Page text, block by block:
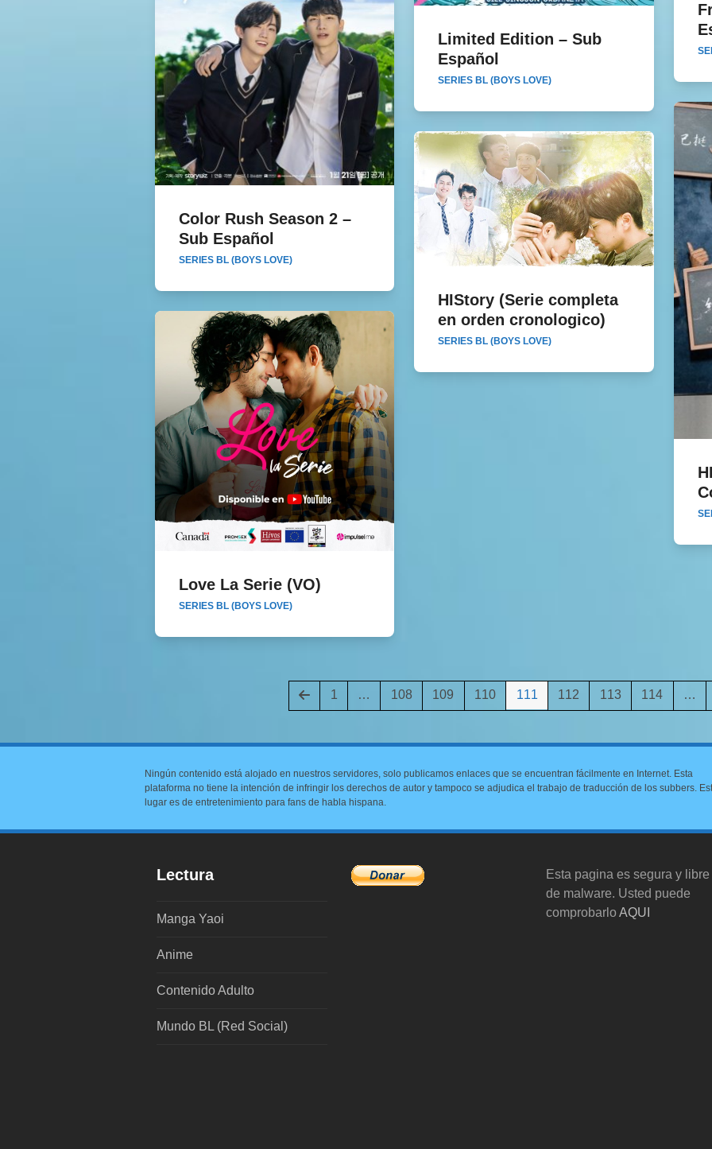
Color Rush Season 2 – Sub
Español
Color Rush Season 2 –
Sub Español
SERIES BL (BOYS LOVE)
Limited Edition – Sub Español
Limited Edition – Sub
Español
SERIES BL (BOYS LOVE)
Love La Serie (VO)
Love La Serie (VO)
SERIES BL (BOYS LOVE)
HIStory (Serie completa en orden
cronologico)
HIStory (Serie completa
en orden cronologico)
SERIES BL (BOYS LOVE)
Anterior
Page
1 … Page
108 Page
109 Page
110 Page
111 Page
112 Page
113 Page
114 …
Ningún contenido está alojado en nuestros servidores, solo publicamos enlaces que se encuentran fácilmente en Internet. Esta
plataforma no tiene la intención de infringir los derechos de autor y tampoco se adjudica el trabajo de traducción de los subbers.
lugar es de entretenimiento para fans de habla hispana.
Lectura
Manga Yaoi
Anime
Contenido Adulto
Mundo BL (Red Social)
Esta pagina es segura y libre
de malware. Usted puede
comprobarloAQUI